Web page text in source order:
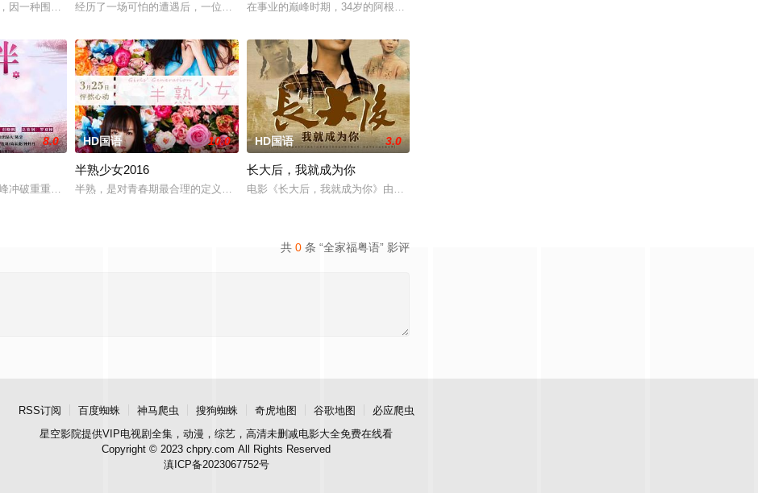
北京》电影的念头，在说服主编姚松、老乡韩战、二房东杨小强加入后，一路曲折式“开挂”。然而，随着杨小强
因一种围绕“废用身”——因瘫痪等原因已无恢复可能的四肢——的治疗方法，而一步步踏入在追求理想的理性与疯狂之间摇摆的危险领域。在某座城镇
经历了一场可怕的遭遇后，一位小镇女子向疏远的哥哥借了钱，独自一人踏上穿越西德克萨斯州的旅程，寻求紧急医疗救助。一路上，她既遭遇了
在事业的巅峰时期，34岁的阿根廷造型师丽娜在瑞士的一场颁奖典礼后，被一种突如其来的冲动驱使。回到
of a fading ari
8.0
冲破重重阻力，克服种种困难，组建乐队追求自己的音乐梦想，并走出了困住他的亲情隔阂，和父亲和解，自我成长，最终收获梦想和爱情的故事。
HD国语 10.0
半熟少女2016
半熟，是对青春期最合理的定义，它是梦开始的地方，没有深思熟虑，只有最单纯的坚定，然而，在这个充满意外的年纪，未来似乎变得很具体，
HD国语 3.0
长大后，我就成为你
电影《长大后，我就成为你》由中共四川省第十一届党代表、第十二届中华慈善奖最具爱心慈善楷模张彦杰
共 0 条 “全家福粤语” 影评
RSS订阅 百度蜘蛛 神马爬虫 搜狗蜘蛛 奇虎地图 谷歌地图
必应爬虫
星空影院提供VIP电视剧全集，动漫，综艺，高清未删减电影大全免费在线看
Copyright © 2023 chpry.com All Rights Reserved
滇ICP备2023067752号